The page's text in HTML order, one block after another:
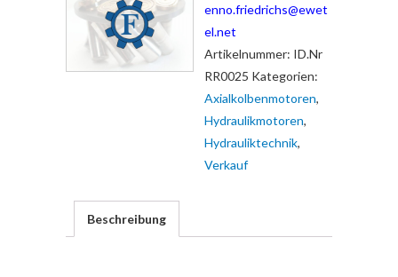
enno.friedrichs@ewet
el.net
Artikelnummer: ID.Nr
RR0025 Kategorien:
Axialkolbenmotoren,
Hydraulikmotoren,
Hydrauliktechnik,
Verkauf
Beschreibung